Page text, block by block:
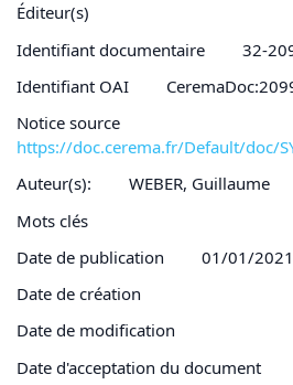
Éditeur(s)
Identifiant documentaire
32-
Identifiant OAI
Notice source
https://doc.cerema.fr/Default/doc/
Auteur(s):
WEBER, Guillaume
Mots clés
Date de publication
01/01/2021
Date de création
Date de modification
Date d'acceptation du document